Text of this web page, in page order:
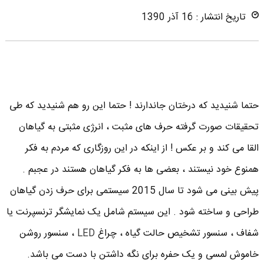
تاریخ انتشار : 16 آذر 1390
حتما شنیدید که درختان جاندارند ! حتما این رو هم شنیدید که طی
تحقیقات صورت گرفته حرف های مثبت ، انرژی مثبتی به گیاهان
القا می کند و بر عکس !‌ از اینکه در این روزگاری که مردم به فکر
همنوع خود نیستند ، بعضی ها به فکر گیاهان هستند در عجبم .
پیش بینی می شود تا سال 2015 سیستمی برای حرف زدن گیاهان
طراحی و ساخته شود . این سیستم شامل یک نمایشگر ترنسپرنت یا
شفاف ، سنسور تشخیص حالت گیاه ، چراغLED ، سنسور روشن
خاموش لمسی و یک حفره برای نگه داشتن با دست می باشد.